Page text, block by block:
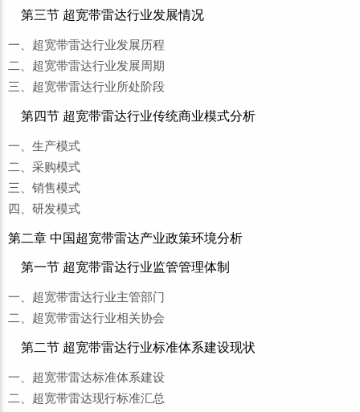
第三节 超宽带雷达行业发展情况
一、超宽带雷达行业发展历程
二、超宽带雷达行业发展周期
三、超宽带雷达行业所处阶段
第四节 超宽带雷达行业传统商业模式分析
一、生产模式
二、采购模式
三、销售模式
四、研发模式
第二章 中国超宽带雷达产业政策环境分析
第一节 超宽带雷达行业监管管理体制
一、超宽带雷达行业主管部门
二、超宽带雷达行业相关协会
第二节 超宽带雷达行业标准体系建设现状
一、超宽带雷达标准体系建设
二、超宽带雷达现行标准汇总